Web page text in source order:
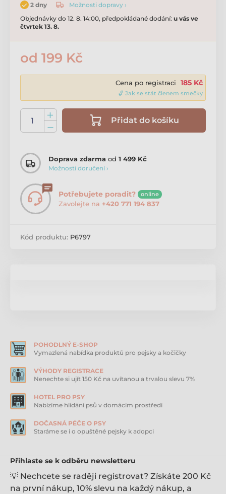
2 dny
Možnosti dopravy ›
Objednávky do 12. 8. 14:00, předpokládané dodání: u vás ve
čtvrtek 13. 8.
od 199 Kč
Cena po registraci 185 Kč
🔓 Jak se stát členem smečky
Přidat do košíku
Doprava zdarma od 1 499 Kč
Možnosti doručení ›
Potřebujete poradit? online
Zavolejte na +420 771 194 837
Kód produktu: P6797
POHODLNÝ E-SHOP
Vymazlená nabídka produktů pro pejsky a kočičky
VÝHODY REGISTRACE
Nenechte si ujít 150 Kč na uvítanou a trvalou slevu 7%
HOTEL PRO PSY
Nabízíme hlídání psů v domácím prostředí
DOČASNÁ PÉČE O PSY
Staráme se i o opuštěné pejsky k adopci
Přihlaste se k odběru newsletteru
💡 Nechcete se raději registrovat? Získáte 200 Kč
na první nákup, 10% slevu na každý nákup, a